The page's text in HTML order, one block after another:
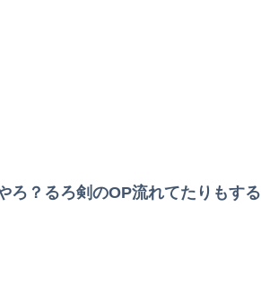
ろ？るろ剣のOP流れてたりもする